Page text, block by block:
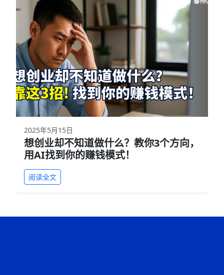
2025年5月15日
想创业却不知道做什么？教你3个方向，
用AI找到你的赚钱模式！
阅读全文